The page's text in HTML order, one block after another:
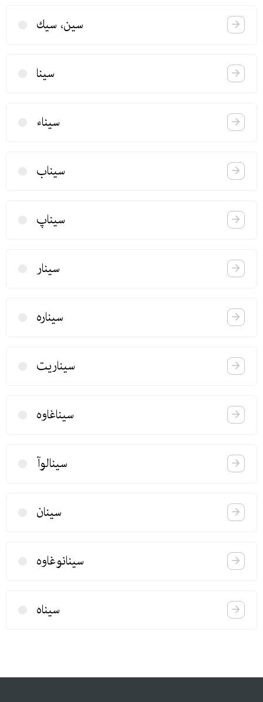
سین، سیك
سینا
سیناء
سیناب
سیناپ
سینار
سیناره
سیناریت
سیناغاوە
سینالوآ
سینان
سینانوغاوە
سیناه